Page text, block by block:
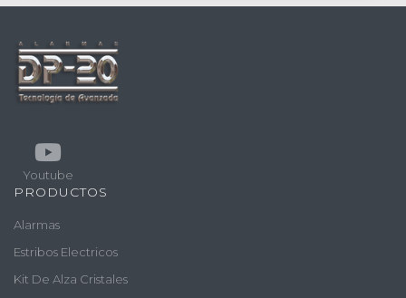
Youtube
PRODUCTOS
Alarmas
Estribos Electricos
Kit De Alza Cristales